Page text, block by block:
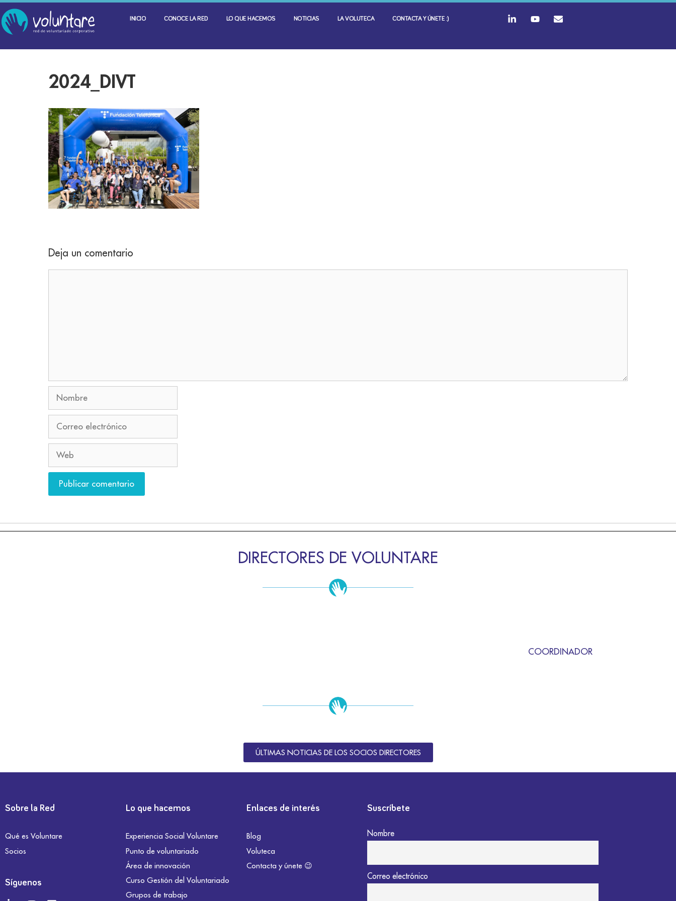
INICIO CONOCE LA RED LO QUE HACEMOS NOTICIAS LA VOLUTECA CONTACTA Y ÚNETE :)
2024_DIVT
Deja un comentario
DIRECTORES DE VOLUNTARE
COORDINADOR
ÚLTIMAS NOTICIAS DE LOS SOCIOS DIRECTORES
Sobre la Red
Qué es Voluntare
Socios
Síguenos
Lo que hacemos
Experiencia Social Voluntare
Punto de voluntariado
Área de innovación
Curso Gestión del Voluntariado
Grupos de trabajo
Enlaces de interés
Blog
Voluteca
Contacta y únete 😉
Suscríbete
Nombre
Correo electrónico